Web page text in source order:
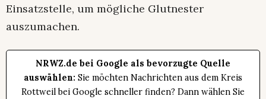
Einsatzstelle, um mögliche Glutnester
auszumachen.
NRWZ.de bei Google als bevorzugte Quelle
auswählen: Sie möchten Nachrichten aus dem Kreis
Rottweil bei Google schneller finden? Dann wählen Sie